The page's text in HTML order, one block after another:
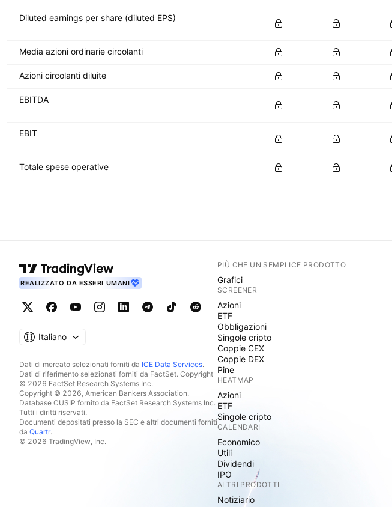
Diluted earnings per share (diluted EPS)
Media azioni ordinarie circolanti
Azioni circolanti diluite
EBITDA
EBIT
Totale spese operative
REALIZZATO DA ESSERI UMANI
Italiano
Dati di mercato selezionati forniti da ICE Data Services.
Dati di riferimento selezionati forniti da FactSet. Copyright
© 2026 FactSet Research Systems Inc.
Copyright © 2026, American Bankers Association.
Database CUSIP fornito da FactSet Research Systems Inc.
Tutti i diritti riservati.
Documenti depositati presso la SEC e altri documenti forniti
da Quartr.
© 2026 TradingView, Inc.
PIÙ CHE UN SEMPLICE PRODOTTO
Grafici
SCREENER
Azioni
ETF
Obbligazioni
Singole cripto
Coppie CEX
Coppie DEX
Pine
HEATMAP
Azioni
ETF
Singole cripto
CALENDARI
Economico
Utili
Dividendi
IPO
ALTRI PRODOTTI
Notiziario